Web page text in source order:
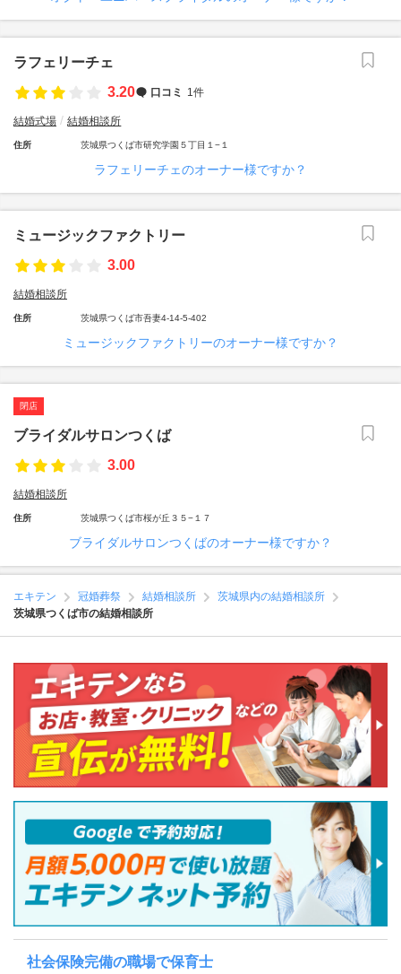
ラフェリーチェ
3.20
口コミ 1件
結婚式場 結婚相談所
住所 茨城県つくば市研究学園５丁目１−１
ラフェリーチェのオーナー様ですか？
ミュージックファクトリー
3.00
結婚相談所
住所 茨城県つくば市吾妻4-14-5-402
ミュージックファクトリーのオーナー様ですか？
閉店
ブライダルサロンつくば
3.00
結婚相談所
住所 茨城県つくば市桜が丘３５−１７
ブライダルサロンつくばのオーナー様ですか？
エキテン 冠婚葬祭 結婚相談所
茨城県内の結婚相談所
茨城県つくば市の結婚相談所
社会保険完備の職場で保育士